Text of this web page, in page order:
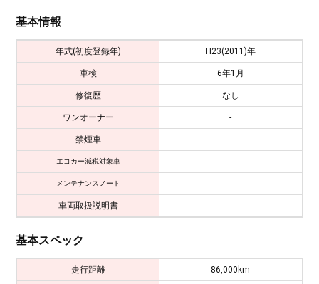
基本情報
年式(初度登録年) H23(2011)年
車検 6年1月
修復歴 なし
ワンオーナー -
禁煙車 -
エコカー減税対象車 -
メンテナンスノート -
車両取扱説明書 -
基本スペック
走行距離 86,000km